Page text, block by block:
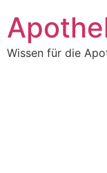
Wissen für die